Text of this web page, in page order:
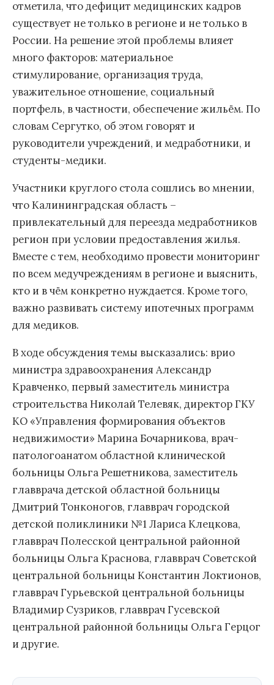
отметила, что дефицит медицинских кадров
существует не только в регионе и не только в
России. На решение этой проблемы влияет
много факторов: материальное
стимулирование, организация труда,
уважительное отношение, социальный
портфель, в частности, обеспечение жильём. По
словам Сергутко, об этом говорят и
руководители учреждений, и медработники, и
студенты-медики.
Участники круглого стола сошлись во мнении,
что Калининградская область –
привлекательный для переезда медработников
регион при условии предоставления жилья.
Вместе с тем, необходимо провести мониторинг
по всем медучреждениям в регионе и выяснить,
кто и в чём конкретно нуждается. Кроме того,
важно развивать систему ипотечных программ
для медиков.
В ходе обсуждения темы высказались: врио
министра здравоохранения Александр
Кравченко, первый заместитель министра
строительства Николай Телевяк, директор ГКУ
КО «Управления формирования объектов
недвижимости» Марина Бочарникова, врач-
патологоанатом областной клинической
больницы Ольга Решетникова, заместитель
главврача детской областной больницы
Дмитрий Тонконогов, главврач городской
детской поликлиники №1 Лариса Клецкова,
главврач Полесской центральной районной
больницы Ольга Краснова, главврач Советской
центральной больницы Константин Локтионов,
главврач Гурьевской центральной больницы
Владимир Сузриков, главврач Гусевской
центральной районной больницы Ольга Герцог
и другие.